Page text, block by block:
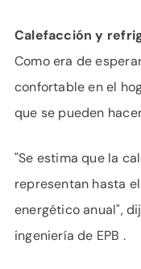
Calefacción y
Como era de
confortable en el
que se pueden
"Se estima que la
representan hasta
energético anual",
ingeniería de EPB .